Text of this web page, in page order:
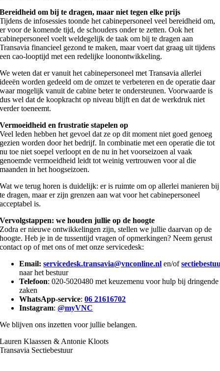
Bereidheid om bij te dragen, maar niet tegen elke prijs
Tijdens de infosessies toonde het cabinepersoneel veel bereidheid om,
er voor de komende tijd, de schouders onder te zetten. Ook het
cabinepersoneel voelt weldegelijk de taak om bij te dragen aan
Transavia financieel gezond te maken, maar voert dat graag uit tijdens
een cao-looptijd met een redelijke loonontwikkeling.
We weten dat er vanuit het cabinepersoneel met Transavia allerlei
ideeën worden gedeeld om de omzet te verbeteren en de operatie daar
waar mogelijk vanuit de cabine beter te ondersteunen. Voorwaarde is
dus wel dat de koopkracht op niveau blijft en dat de werkdruk niet
verder toeneemt.
Vermoeidheid en frustratie stapelen op
Veel leden hebben het gevoel dat ze op dit moment niet goed genoeg
gezien worden door het bedrijf. In combinatie met een operatie die tot
nu toe niet soepel verloopt en de nu in het voorseizoen al vaak
genoemde vermoeidheid leidt tot weinig vertrouwen voor al die
maanden in het hoogseizoen.
Wat we terug horen is duidelijk: er is ruimte om op allerlei manieren bij
te dragen, maar er zijn grenzen aan wat voor het cabinepersoneel
acceptabel is.
Vervolgstappen: we houden jullie op de hoogte
Zodra er nieuwe ontwikkelingen zijn, stellen we jullie daarvan op de
hoogte. Heb je in de tussentijd vragen of opmerkingen? Neem gerust
contact op of met ons of met onze servicedesk:
Email: servicedesk.transavia@vnconline.nl en/of
naar het bestuur
Telefoon: 020-5020480 met keuzemenu voor hulp bij dringende
zaken
WhatsApp-service:06 21616702
Instagram:@myVNC
We blijven ons inzetten voor jullie belangen.
Lauren Klaassen & Antonie Kloots
Transavia Sectiebestuur